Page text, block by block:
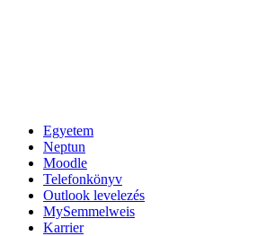
Egyetem
Neptun
Moodle
Telefonkönyv
Outlook levelezés
MySemmelweis
Karrier